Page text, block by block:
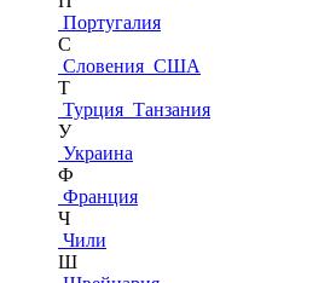
Португалия
С
Словения США
Т
Турция Танзания
У
Украина
Ф
Франция
Ч
Чили
Ш